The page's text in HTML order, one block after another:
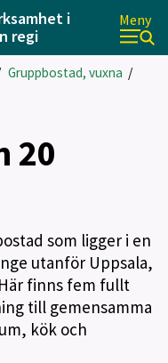
i
regi
Meny
Gruppbostad, vuxna /
20
som ligger i en
utanför Uppsala,
finns fem fullt
till gemensamma
kök och